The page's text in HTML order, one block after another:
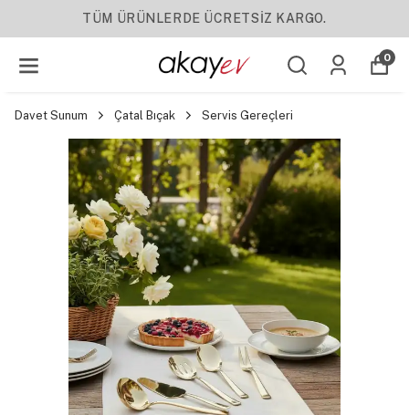
YENI SEZON ÜRÜNLER
0
Davet Sunum Çatal Bıçak Servis Gereçleri